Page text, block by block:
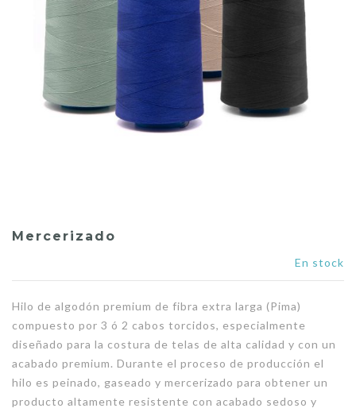
Mercerizado
En stock
Hilo de algodón premium de fibra extra larga (Pima)
compuesto por 3 ó 2 cabos torcidos, especialmente
diseñado para la costura de telas de alta calidad y con un
acabado premium. Durante el proceso de producción el
hilo es peinado, gaseado y mercerizado para obtener un
producto altamente resistente con acabado sedoso y